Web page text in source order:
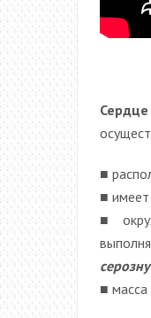
Сердце
■
■
■
■